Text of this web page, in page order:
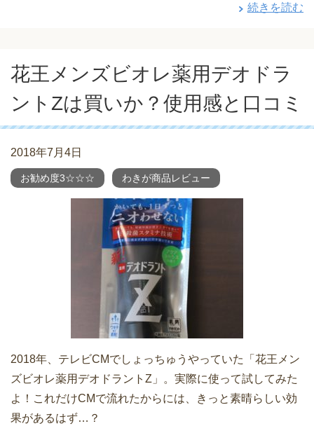
続きを読む
花王メンズビオレ薬用デオドラ
ントZは買いか？使用感と口コミ
2018年7月4日
お勧め度3☆☆☆ わきが商品レビュー
2018年、テレビCMでしょっちゅうやっていた「花王メン
ズビオレ薬用デオドラントZ」。実際に使って試してみた
よ！これだけCMで流れたからには、きっと素晴らしい効
果があるはず…？